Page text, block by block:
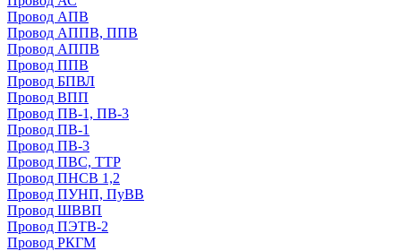
Провод АПВ
Провод АППВ, ППВ
Провод АППВ
Провод ППВ
Провод БПВЛ
Провод ВПП
Провод ПВ-1, ПВ-3
Провод ПВ-1
Провод ПВ-3
Провод ПВС, ТТР
Провод ПНСВ 1,2
Провод ПУНП, ПуВВ
Провод ШВВП
Провод ПЭТВ-2
Провод РКГМ